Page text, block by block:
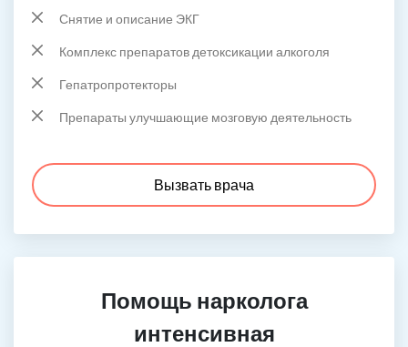
Снятие и описание ЭКГ
Комплекс препаратов детоксикации алкоголя
Гепатропротекторы
Препараты улучшающие мозговую деятельность
Вызвать врача
Помощь нарколога
интенсивная